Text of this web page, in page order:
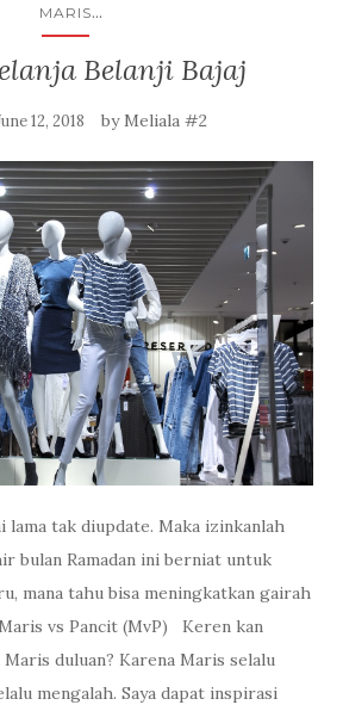
MARIS...
Belanji Bajaj
12, 2018 byMeliala #2
lama tak diupdate. Maka izinkanlah
bulan Ramadan ini berniat untuk
mana tahu bisa meningkatkan gairah
vs Pancit (MvP) Keren kan
Maris duluan? Karena Maris selalu
mengalah. Saya dapat inspirasi